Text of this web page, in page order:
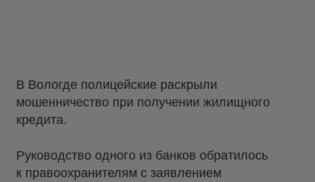
В Вологде полицейские раскрыли
мошенничество при получении жилищного
кредита.
Руководство одного из банков обратилось
к правоохранителям с заявлением